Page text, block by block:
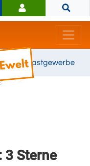
das Gastgewerbe
3 Sterne